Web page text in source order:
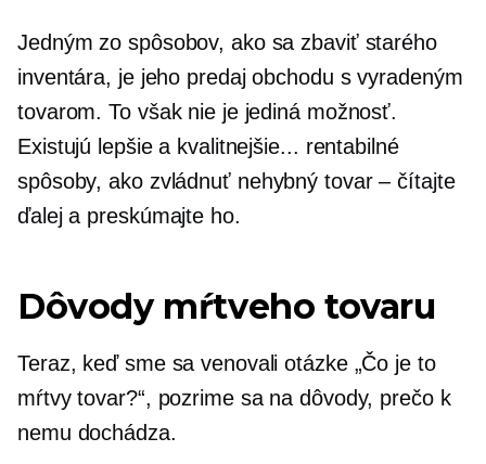
Jedným zo spôsobov, ako sa zbaviť starého
inventára, je jeho predaj obchodu s vyradeným
tovarom. To však nie je jediná možnosť.
Existujú lepšie a kvalitnejšie... rentabilné
spôsoby, ako zvládnuť nehybný tovar – čítajte
ďalej a preskúmajte ho.
Dôvody mŕtveho tovaru
Teraz, keď sme sa venovali otázke „Čo je to
mŕtvy tovar?“, pozrime sa na dôvody, prečo k
nemu dochádza.